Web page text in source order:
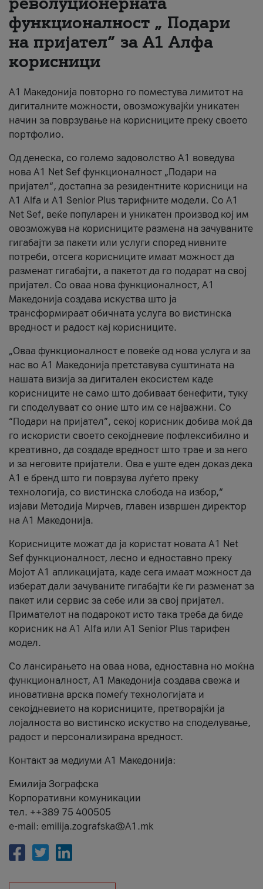
За нас
#ПодобарОнлајн
функционалност „ Подари
на пријател“ за А1 Алфа
корисници
А1 Македонија повторно го поместува лимитот на
дигиталните можности, овозможувајќи уникатен
начин за поврзување на корисниците преку своето
портфолио.
Од денеска, со големо задоволство А1 воведува
нова A1 Net Sef функционалност „Подари на
пријател“, достапна за резидентните корисници на
А1 Alfa и A1 Senior Plus тарифните модели. Со A1
Net Sef, веќе популарен и уникатен производ кој им
овозможува на корисниците размена на зачуваните
гигабајти за пакети или услуги според нивните
потреби, отсега корисниците имаат можност да
разменат гигабајти, а пакетот да го подарат на свој
пријател. Со оваа нова функционалност, А1
Македонија создава искуства што ја
трансформираат обичната услуга во вистинска
вредност и радост кај корисниците.
„Оваа функционалност е повеќе од нова услуга и за
нас во А1 Македонија претставува суштината на
нашата визија за дигитален екосистем каде
корисниците не само што добиваат бенефити, туку
ги споделуваат со оние што им се најважни. Со
“Подари на пријател”, секој корисник добива моќ да
го искористи своето секојдневие пофлексибилно и
креативно, да создаде вредност што трае и за него
и за неговите пријатели. Ова е уште еден доказ дека
А1 е бренд што ги поврзува луѓето преку
технологија, со вистинска слобода на избор,“
изјави Методија Мирчев, главен извршен директор
на А1 Македонија.
Корисниците можат да ја користат новата А1 Net
Sef функционалност, лесно и едноставно преку
Мојот А1 апликацијата, каде сега имаат можност да
изберат дали зачуваните гигабајти ќе ги разменат за
пакет или сервис за себе или за свој пријател.
Примателот на подарокот исто така треба да биде
корисник на А1 Alfa или A1 Senior Plus тарифен
модел.
Со лансирањето на оваа нова, едноставна но моќна
функционалност, А1 Македонија создава свежа и
иновативна врска помеѓу технологијата и
секојдневието на корисниците, претворајќи ја
лојалноста во вистинско искуство на споделување,
радост и персонализирана вредност.
Контакт за медиуми А1 Македонија:
Емилија Зографска
Корпоративни комуникации
тел. ++389 75 400505
e-mail: emilija.zografska@A1.mk